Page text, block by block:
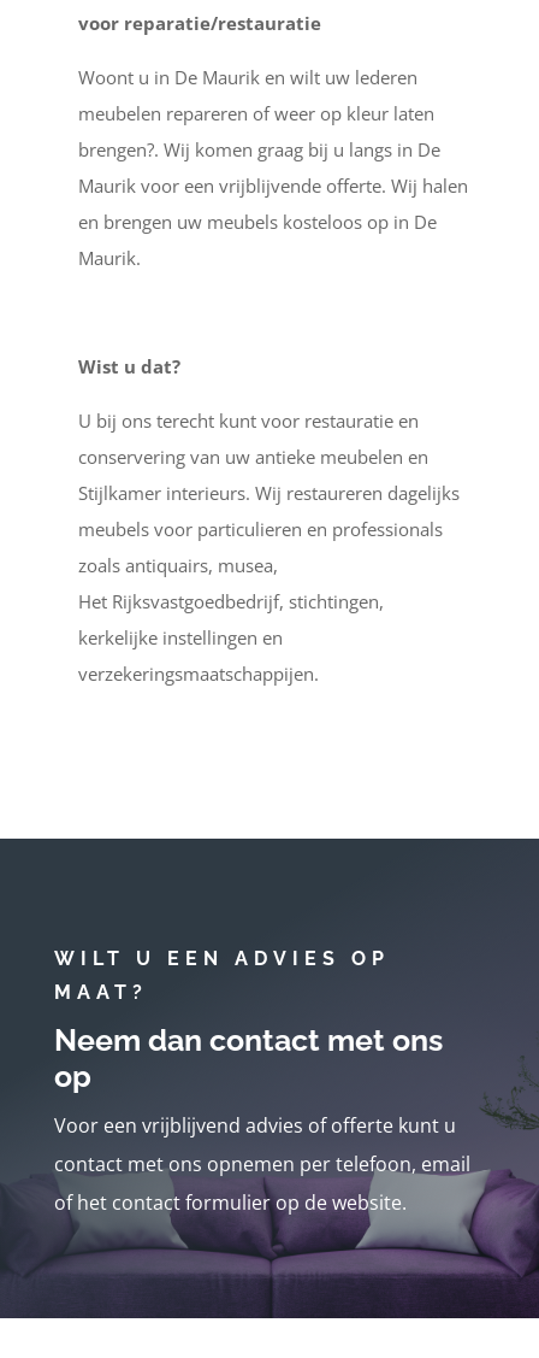
voor reparatie/restauratie
Woont u in De Maurik en wilt uw lederen
meubelen repareren of weer op kleur laten
brengen?. Wij komen graag bij u langs in De
Maurik voor een vrijblijvende offerte. Wij halen
en brengen uw meubels kosteloos op in De
Maurik.
Wist u dat?
U bij ons terecht kunt voor restauratie en
conservering van uw antieke meubelen en
Stijlkamer interieurs. Wij restaureren dagelijks
meubels voor particulieren en professionals
zoals antiquairs, musea,
Het Rijksvastgoedbedrijf, stichtingen,
kerkelijke instellingen en
verzekeringsmaatschappijen.
WILT U EEN ADVIES OP
MAAT?
Neem dan contact met ons
op
Voor een vrijblijvend advies of offerte kunt u
contact met ons opnemen per telefoon, email
of het contact formulier op de website.